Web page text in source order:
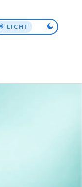
Top
LICHT